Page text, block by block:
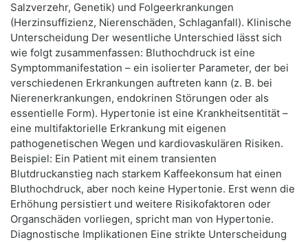
Salzverzehr, Genetik) und Folgeerkrankungen
(Herzinsuffizienz, Nierenschäden, Schlaganfall). Klinische
Unterscheidung Der wesentliche Unterschied lässt sich
wie folgt zusammenfassen: Bluthochdruck ist eine
Symptommanifestation – ein isolierter Parameter, der bei
verschiedenen Erkrankungen auftreten kann (z. B. bei
Nierenerkrankungen, endokrinen Störungen oder als
essentielle Form). Hypertonie ist eine Krankheitsentität –
eine multifaktorielle Erkrankung mit eigenen
pathogenetischen Wegen und kardiovaskulären Risiken.
Beispiel: Ein Patient mit einem transienten
Blutdruckanstieg nach starkem Kaffeekonsum hat einen
Bluthochdruck, aber noch keine Hypertonie. Erst wenn die
Erhöhung persistiert und weitere Risikofaktoren oder
Organschäden vorliegen, spricht man von Hypertonie.
Diagnostische Implikationen Eine strikte Unterscheidung